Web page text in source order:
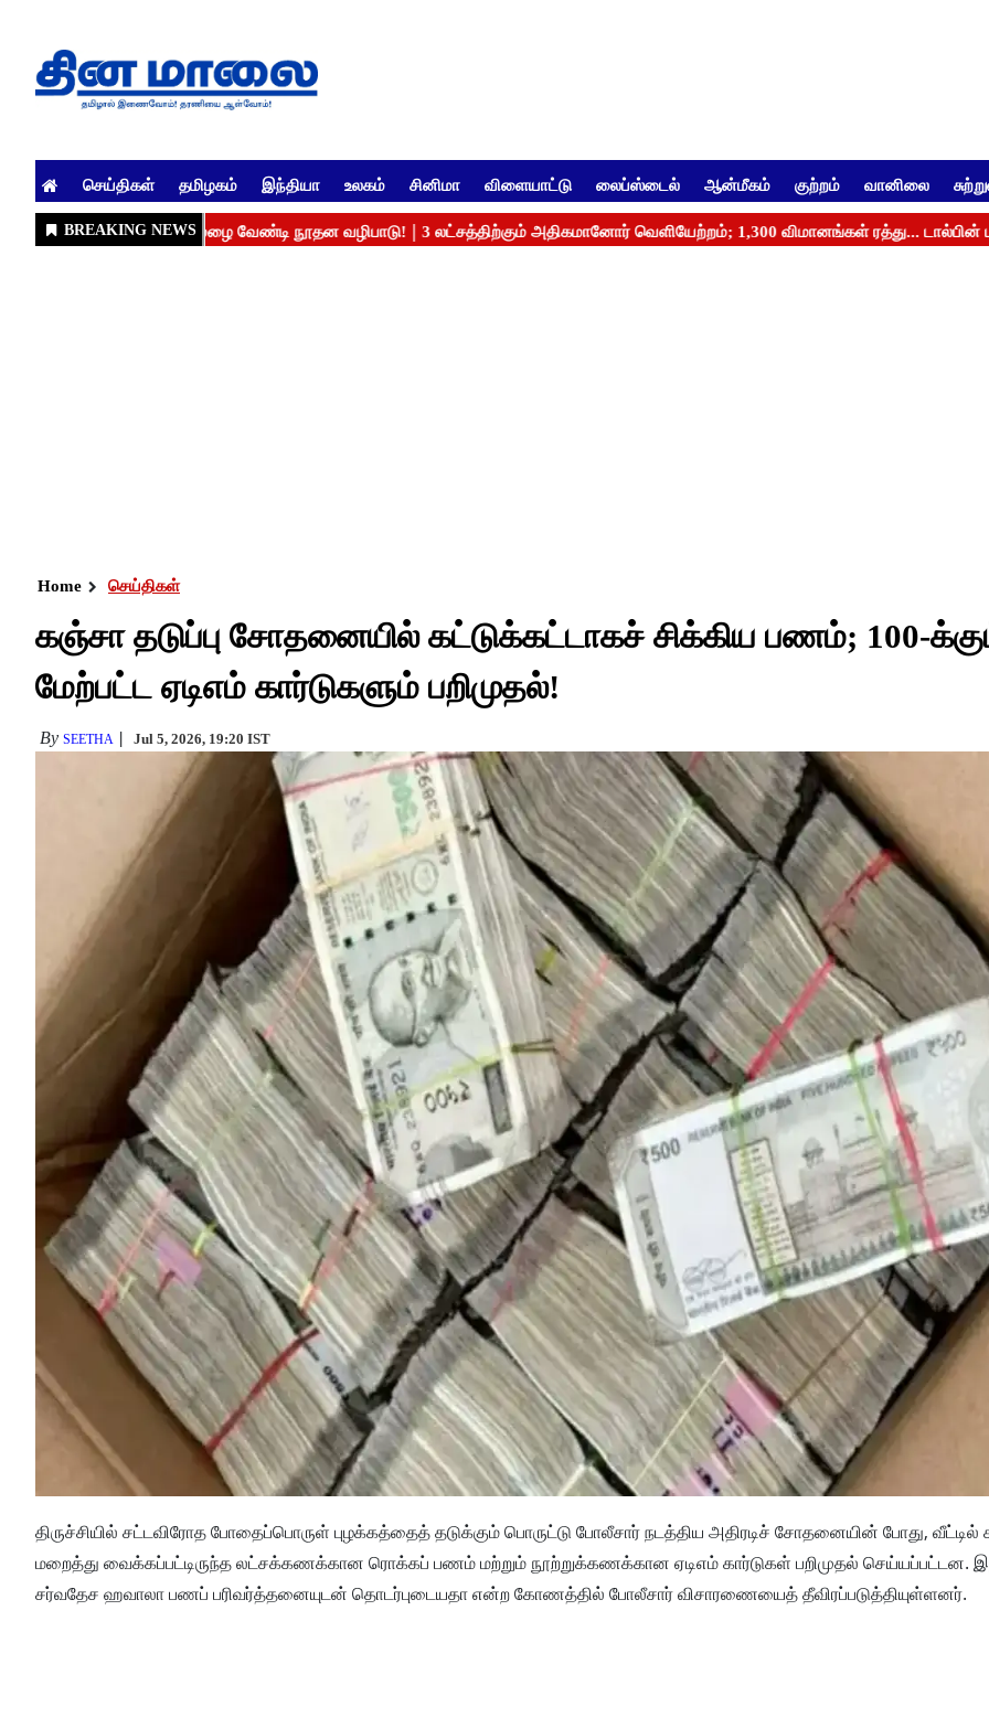
செய்திகள் தமிழகம் இந்தியா உலகம் சினிமா விளையாட்டு லைப்ஸ்டைல் ஆன்மீகம் குற்றம் வானிலை
Home செய்திகள்
கஞ்சா தடுப்பு சோதனையில் கட்டுக்கட்டாகச் சிக்கிய பணம்; 100-
மேற்பட்ட ஏடிஎம் கார்டுகளும் பறிமுதல்!
By SEETHA Jul 5, 2026, 19:20 IST
திருச்சியில் சட்டவிரோத போதைப்பொருள் புழக்கத்தைத் தடுக்கும் பொருட்டு போலீசார் நடத்திய அதிரடிச் சோதனையின் போது, வீட்டில்
மறைத்து வைக்கப்பட்டிருந்த லட்சக்கணக்கான ரொக்கப் பணம் மற்றும் நூற்றுக்கணக்கான ஏடிஎம் கார்டுகள் பறிமுதல் செய்யப்பட்டன.
சர்வதேச ஹவாலா பணப் பரிவர்த்தனையுடன் தொடர்புடையதா என்ற கோணத்தில் போலீசார் விசாரணையைத் தீவிரப்படுத்தியுள்ளனர்.